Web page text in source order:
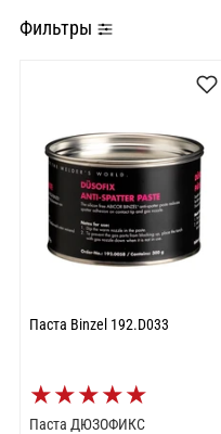
Фильтры
Паста Binzel 192.D033
★★★★★
Паста ДЮЗОФИКС